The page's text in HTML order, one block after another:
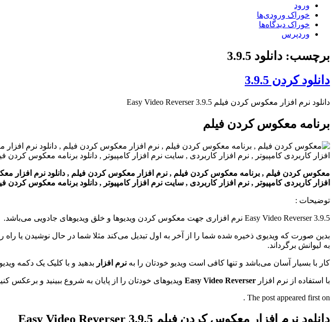
ورود
خوراک ورودی‌ها
خوراک دیدگاه‌ها
وردپرس
برچسب: دانلود 3.9.5
دانلود کردن 3.9.5
دانلود نرم افزار معکوس کردن فیلم Easy Video Reverser 3.9.5
برنامه معکوس کردن فیلم
معکوس کردن فیلم , برنامه معکوس کردن فیلم , نرم افزار معکوس کردن فیلم , دانلود نرم افزار معکوس
افزار کاربردی کامپیوتر , نرم افزار کاربردی , سایت نرم افزار کامپیوتر , دانلود برنامه معکوس کردن
توضیحات :
Easy Video Reverser 3.9.5 نرم افزاری جهت معکوس کردن ویدیوها و خلق ویدیو‌های جادویی می‌باشد.
بدین صورت که ویدیوی ذخیره شده شما را از آخر به اول تبدیل می‌کند مثلا شما در حال نوشیدن یا
به لیوانش برگرداند.
کار با بسیار آسان می‌باشد و تنها کافی است ویدیو خودتان را به نرم افزار بدهید و با کلیک یک دکمه
با استفاده از نرم افزار Easy Video Reverser ویدیوهای خودتان را از پایان به شروع ببینید و برعکس
The post appeared first on .
دانلود نرم افزار معکوس کردن فیلم Easy Video Reverser 3.9.5